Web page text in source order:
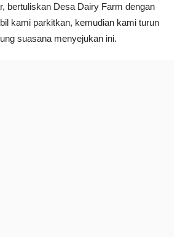
bertuliskan Desa Dairy Farm dengan
kami parkitkan, kemudian kami turun
suasana menyejukan ini.